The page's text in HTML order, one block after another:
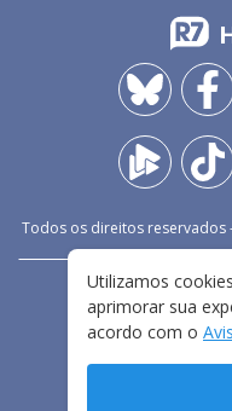
Todos os direitos reservados
TERMOS
Utilizamos
aprimorar sua
acordo com o